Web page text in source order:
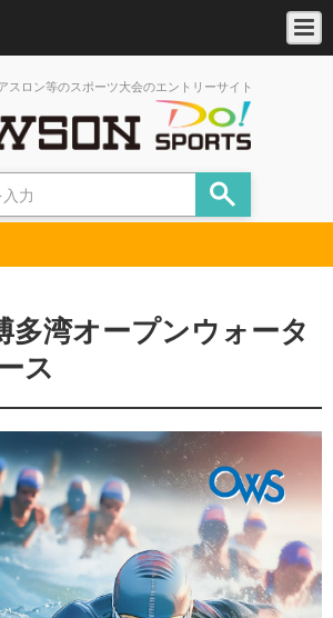
スロン等のスポーツ大会のエントリーサイト
多湾オープンウォータ
ス